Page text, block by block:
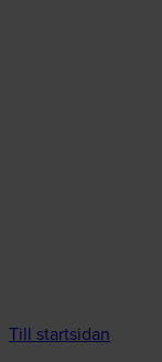
Till startsidan